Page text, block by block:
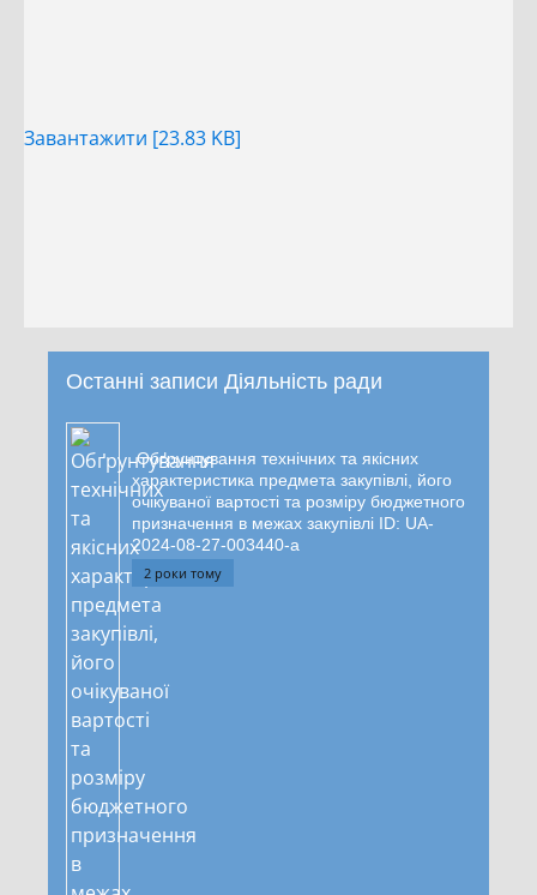
Завантажити [23.83 KB]
Останні записи Діяльність ради
Обґрунтування технічних та якісних
характеристика предмета закупівлі, його
очікуваної вартості та розміру бюджетного
призначення в межах закупівлі ID: UA-
2024-08-27-003440-a
2 роки тому